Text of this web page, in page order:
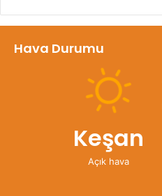
Hava Durumu
Keşan
Açık hava